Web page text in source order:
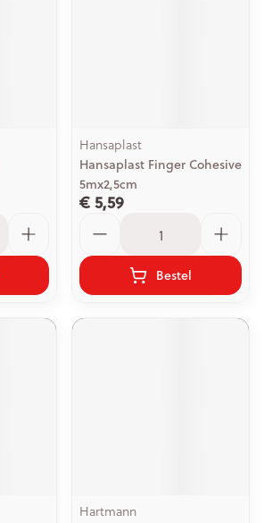
Hansaplast
Hansaplast Finger Cohesive
5mx2,5cm
€ 5,59
Bestel
Hartmann